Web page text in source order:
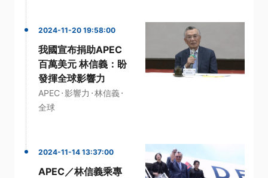
2024-11-20 19:58:00
我國宣布捐助APEC
百萬美元 林信義：盼
發揮全球影響力
APEC·影響力 ·林信義·
全球
2024-11-14 13:37:00
APEC／林信義乘專